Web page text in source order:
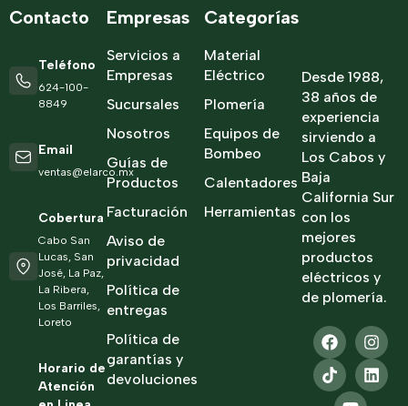
Desde 1988,
38 años de
experiencia
sirviendo a
Los Cabos y
Baja
California Sur
con los
mejores
productos
eléctricos y
de plomería.
Categorías
Material
Eléctrico
Plomería
Equipos de
Bombeo
Calentadores
Herramientas
Empresas
Servicios a
Empresas
Sucursales
Nosotros
Guías de
Productos
Facturación
Aviso de
privacidad
Política de
entregas
Política de
garantías y
devoluciones
Contacto
Teléfono
624-100-
8849
Email
ventas@elarco.mx
Cobertura
Cabo San
Lucas, San
José, La Paz,
La Ribera,
Los Barriles,
Loreto
Horario de
Atención